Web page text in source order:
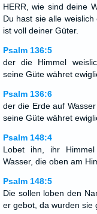
HERR, wie sind deine
Du hast sie alle
ist voll deiner Güter.
Psalm 136:5
der die Himmel
seine Güte währet
Psalm 136:6
der die Erde auf
seine Güte währet
Psalm 148:4
Lobet ihn, ihr
Wasser, die oben am
Psalm 148:5
Die sollen loben den
er gebot, da wurden sie